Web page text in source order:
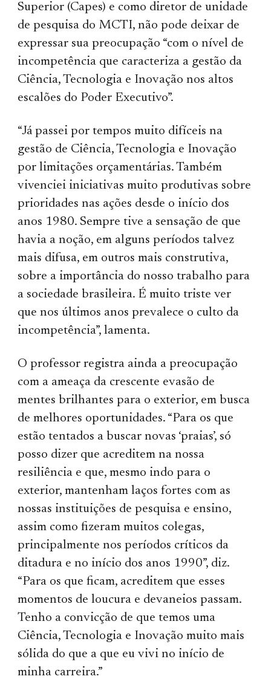
Superior (Capes) e como diretor de unidade
de pesquisa do MCTI, não pode deixar de
expressar sua preocupação “com o nível de
incompetência que caracteriza a gestão da
Ciência, Tecnologia e Inovação nos altos
escalões do Poder Executivo”.
“Já passei por tempos muito difíceis na
gestão de Ciência, Tecnologia e Inovação
por limitações orçamentárias. Também
vivenciei iniciativas muito produtivas sobre
prioridades nas ações desde o início dos
anos 1980. Sempre tive a sensação de que
havia a noção, em alguns períodos talvez
mais difusa, em outros mais construtiva,
sobre a importância do nosso trabalho para
a sociedade brasileira. É muito triste ver
que nos últimos anos prevalece o culto da
incompetência”, lamenta.
O professor registra ainda a preocupação
com a ameaça da crescente evasão de
mentes brilhantes para o exterior, em busca
de melhores oportunidades. “Para os que
estão tentados a buscar novas ‘praias’, só
posso dizer que acreditem na nossa
resiliência e que, mesmo indo para o
exterior, mantenham laços fortes com as
nossas instituições de pesquisa e ensino,
assim como fizeram muitos colegas,
principalmente nos períodos críticos da
ditadura e no início dos anos 1990”, diz.
“Para os que ficam, acreditem que esses
momentos de loucura e devaneios passam.
Tenho a convicção de que temos uma
Ciência, Tecnologia e Inovação muito mais
sólida do que a que eu vivi no início de
minha carreira.”